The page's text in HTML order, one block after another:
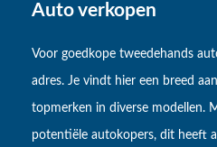
Auto verkopen
Voor goedkope tweedehands
adres. Je vindt hier een breed
topmerken in diverse modellen.
potentiële autokopers, dit heeft